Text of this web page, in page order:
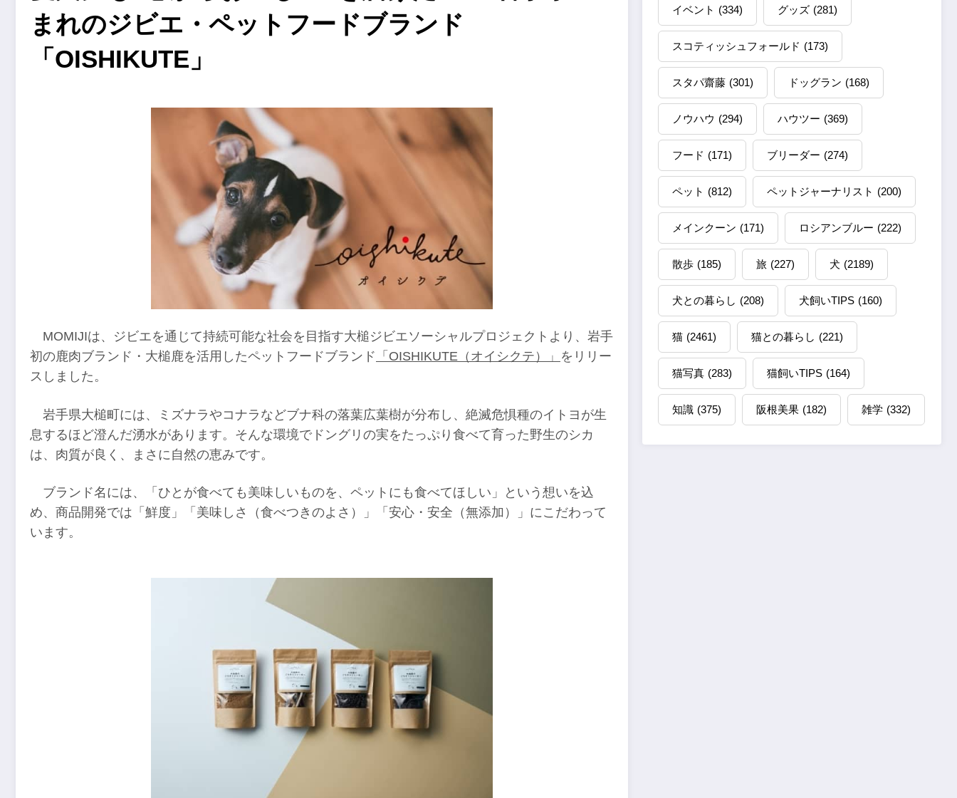
まれのジビエ・ペットフードブランド
「OISHIKUTE」
MOMIJIは、ジビエを通じて持続可能な社会を目指す大槌ジビエソーシャルプロジェクトより、岩手
初の鹿肉ブランド・大槌鹿を活用したペットフードブランド 「OISHIKUTE（オイシクテ）」 をリリー
スしました。
岩手県大槌町には、ミズナラやコナラなどブナ科の落葉広葉樹が分布し、絶滅危惧種のイトヨが生
息するほど澄んだ湧水があります。そんな環境でドングリの実をたっぷり食べて育った野生のシカ
は、肉質が良く、まさに自然の恵みです。
ブランド名には、「ひとが食べても美味しいものを、ペットにも食べてほしい」という想いを込
め、商品開発では「鮮度」「美味しさ（食べつきのよさ）」「安心・安全（無添加）」にこだわって
います。
イベント (334) グッズ (281)
スコティッシュフォールド (173)
スタパ齋藤 (301) ドッグラン (168)
ノウハウ (294) ハウツー (369)
フード (171) ブリーダー (274)
ペット (812) ペットジャーナリスト (200)
メインクーン (171) ロシアンブルー (222)
散歩 (185) 旅 (227) 犬 (2189)
犬との暮らし (208) 犬飼いTIPS (160)
猫 (2461) 猫との暮らし (221)
猫写真 (283) 猫飼いTIPS (164)
知識 (375) 阪根美果 (182) 雑学 (332)